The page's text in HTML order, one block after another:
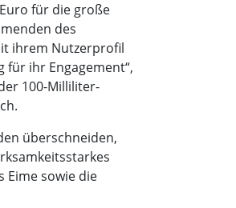
für die große
des
ihrem Nutzerprofil
für ihr Engagement“,
100-Milliliter-
überschneiden,
Eime sowie die